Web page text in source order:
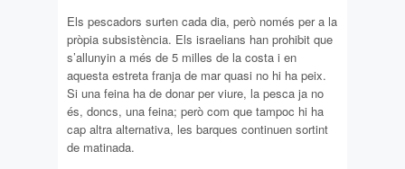
Els pescadors surten cada dia, però només per a la
pròpia subsistència. Els israelians han prohibit que
s’allunyin a més de 5 milles de la costa i en
aquesta estreta franja de mar quasi no hi ha peix.
Si una feina ha de donar per viure, la pesca ja no
és, doncs, una feina; però com que tampoc hi ha
cap altra alternativa, les barques continuen sortint
de matinada.